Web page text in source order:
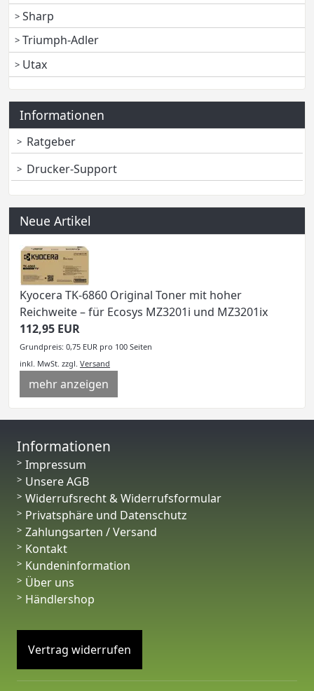
Sharp
Triumph-Adler
Utax
Informationen
Ratgeber
Drucker-Support
Neue Artikel
Kyocera TK-6860 Original Toner mit hoher
Reichweite – für Ecosys MZ3201i und MZ3201ix
112,95 EUR
Grundpreis: 0,75 EUR pro 100 Seiten
inkl. MwSt. zzgl. Versand
mehr anzeigen
Informationen
Impressum
Unsere AGB
Widerrufsrecht & Widerrufsformular
Privatsphäre und Datenschutz
Zahlungsarten / Versand
Kontakt
Kundeninformation
Über uns
Händlershop
Vertrag widerrufen